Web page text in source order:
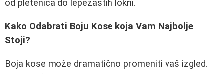
od pletenica do lepezastih lokni.
Kako Odabrati Boju Kose koja Vam Najbolje
Stoji?
Boja kose može dramatično promeniti vaš izgled.